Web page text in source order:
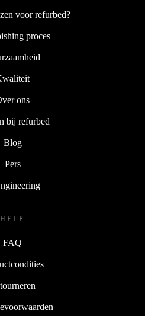
voor refurbed?
proces
ons
bij refurbed
Blog
Pers
HELP
FAQ